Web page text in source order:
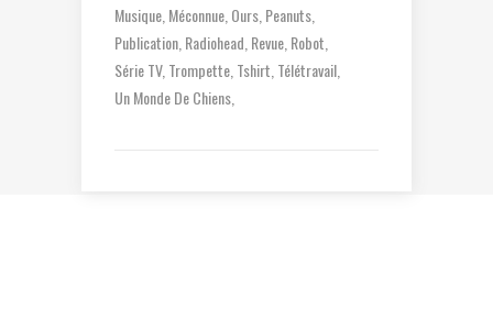
Musique Méconnue Ours Peanuts
Publication Radiohead Revue Robot
Série TV Trompette Tshirt Télétravail
Un Monde De Chiens